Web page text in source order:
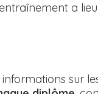
a
sur